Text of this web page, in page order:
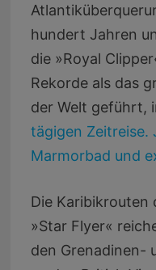
hundert Jahren
die »Royal
Rekorde als das
der Welt geführt,
tägigen Zeitreise.
Marmorbad und
Die Karibikrouten
»Star Flyer«
den Grenadinen-